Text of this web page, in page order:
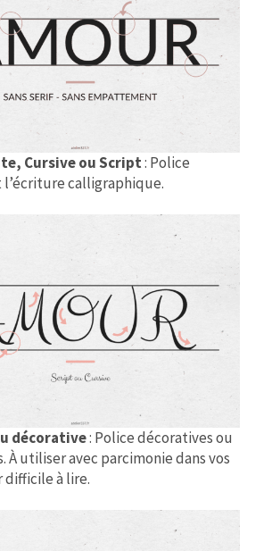
Cursive ou Script: Police
calligraphique.
décorative: Police décoratives ou
À utiliser avec parcimonie dans vos
difficile à lire.